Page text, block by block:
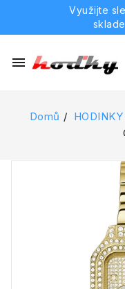
Využijte
menu
Domů HODINKY